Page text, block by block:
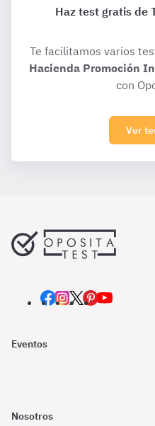
Haz test gratis de
Te facilitamos varios
Hacienda Promoción
con
Ver
Eventos
Nosotros